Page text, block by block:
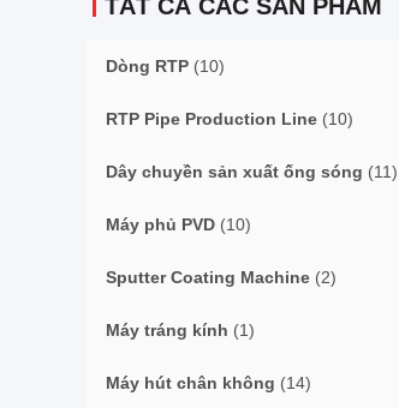
TẤT CẢ CÁC SẢN PHẨM
Dòng RTP (10)
RTP Pipe Production Line (10)
Dây chuyền sản xuất ống sóng (11)
Máy phủ PVD (10)
Sputter Coating Machine (2)
Máy tráng kính (1)
Máy hút chân không (14)